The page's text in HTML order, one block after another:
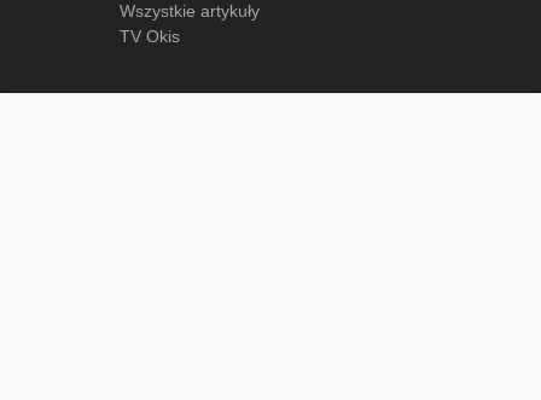
Wszystkie artykuły
TV Okis